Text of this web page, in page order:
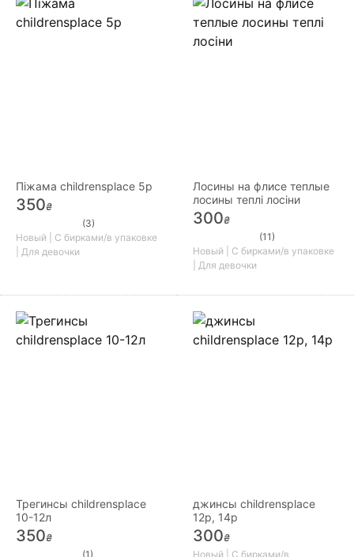
Піжама childrensplace 5р
350₴
(3)
Новый | С бирками/в упаковке
| Для девочки
Лосины на флисе теплые
лосины теплі лосіни
300₴
(11)
Новый | С бирками/в упаковке
| Для девочки
Трегинсы childrensplace
10-12л
350₴
(1)
джинсы childrensplace
12р, 14р
300₴
Новый | С бирками/в